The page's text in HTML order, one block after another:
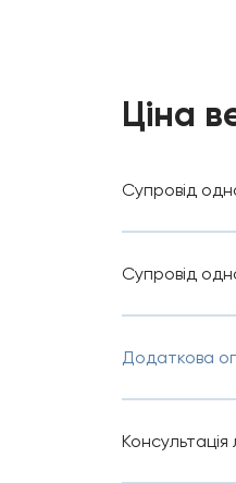
Ціна
Супровід
Супровід
Додаткова